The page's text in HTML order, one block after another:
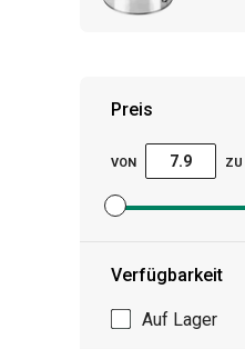
Preis
VON ZU
Verfügbarkeit
Auf Lager